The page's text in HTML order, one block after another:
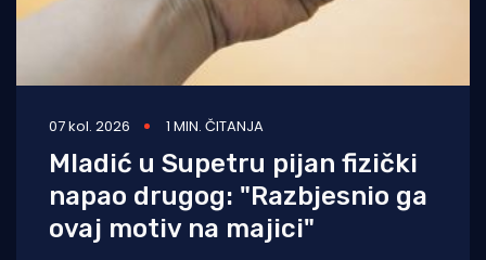
07 kol. 2026 1 MIN. ČITANJA
Mladić u Supetru pijan fizički
napao drugog: "Razbjesnio ga
ovaj motiv na majici"